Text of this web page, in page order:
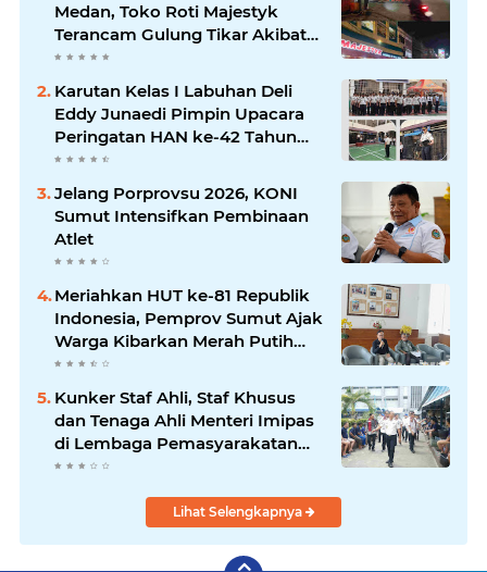
Medan, Toko Roti Majestyk
Terancam Gulung Tikar Akibat
Akses Jalan Ditutup Pedagang
Angkringan
Karutan Kelas I Labuhan Deli
Eddy Junaedi Pimpin Upacara
Peringatan HAN ke-42 Tahun
2026
Jelang Porprovsu 2026, KONI
Sumut Intensifkan Pembinaan
Atlet
Meriahkan HUT ke-81 Republik
Indonesia, Pemprov Sumut Ajak
Warga Kibarkan Merah Putih
Mulai 1 Agustus
Kunker Staf Ahli, Staf Khusus
dan Tenaga Ahli Menteri Imipas
di Lembaga Pemasyarakatan
Kelas I Medan: Pelayanan Prima
Lihat Selengkapnya